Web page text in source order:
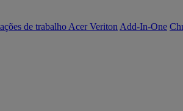
de trabalho Acer Veriton Add-In-One